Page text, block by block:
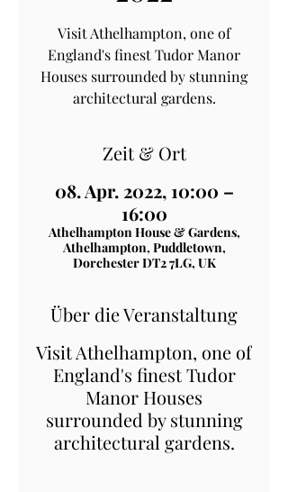
Visit Athelhampton, one of
England's finest Tudor Manor
Houses surrounded by stunning
architectural gardens.
Zeit & Ort
08. Apr. 2022, 10:00 –
16:00
Athelhampton House & Gardens,
Athelhampton, Puddletown,
Dorchester DT2 7LG, UK
Über die Veranstaltung
Visit Athelhampton, one of
England's finest Tudor
Manor Houses
surrounded by stunning
architectural gardens.